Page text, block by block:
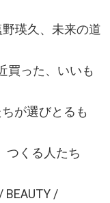
瑛久、未来の道
買った、いいも
が選びとるも
つくる人たち
BEAUTY /